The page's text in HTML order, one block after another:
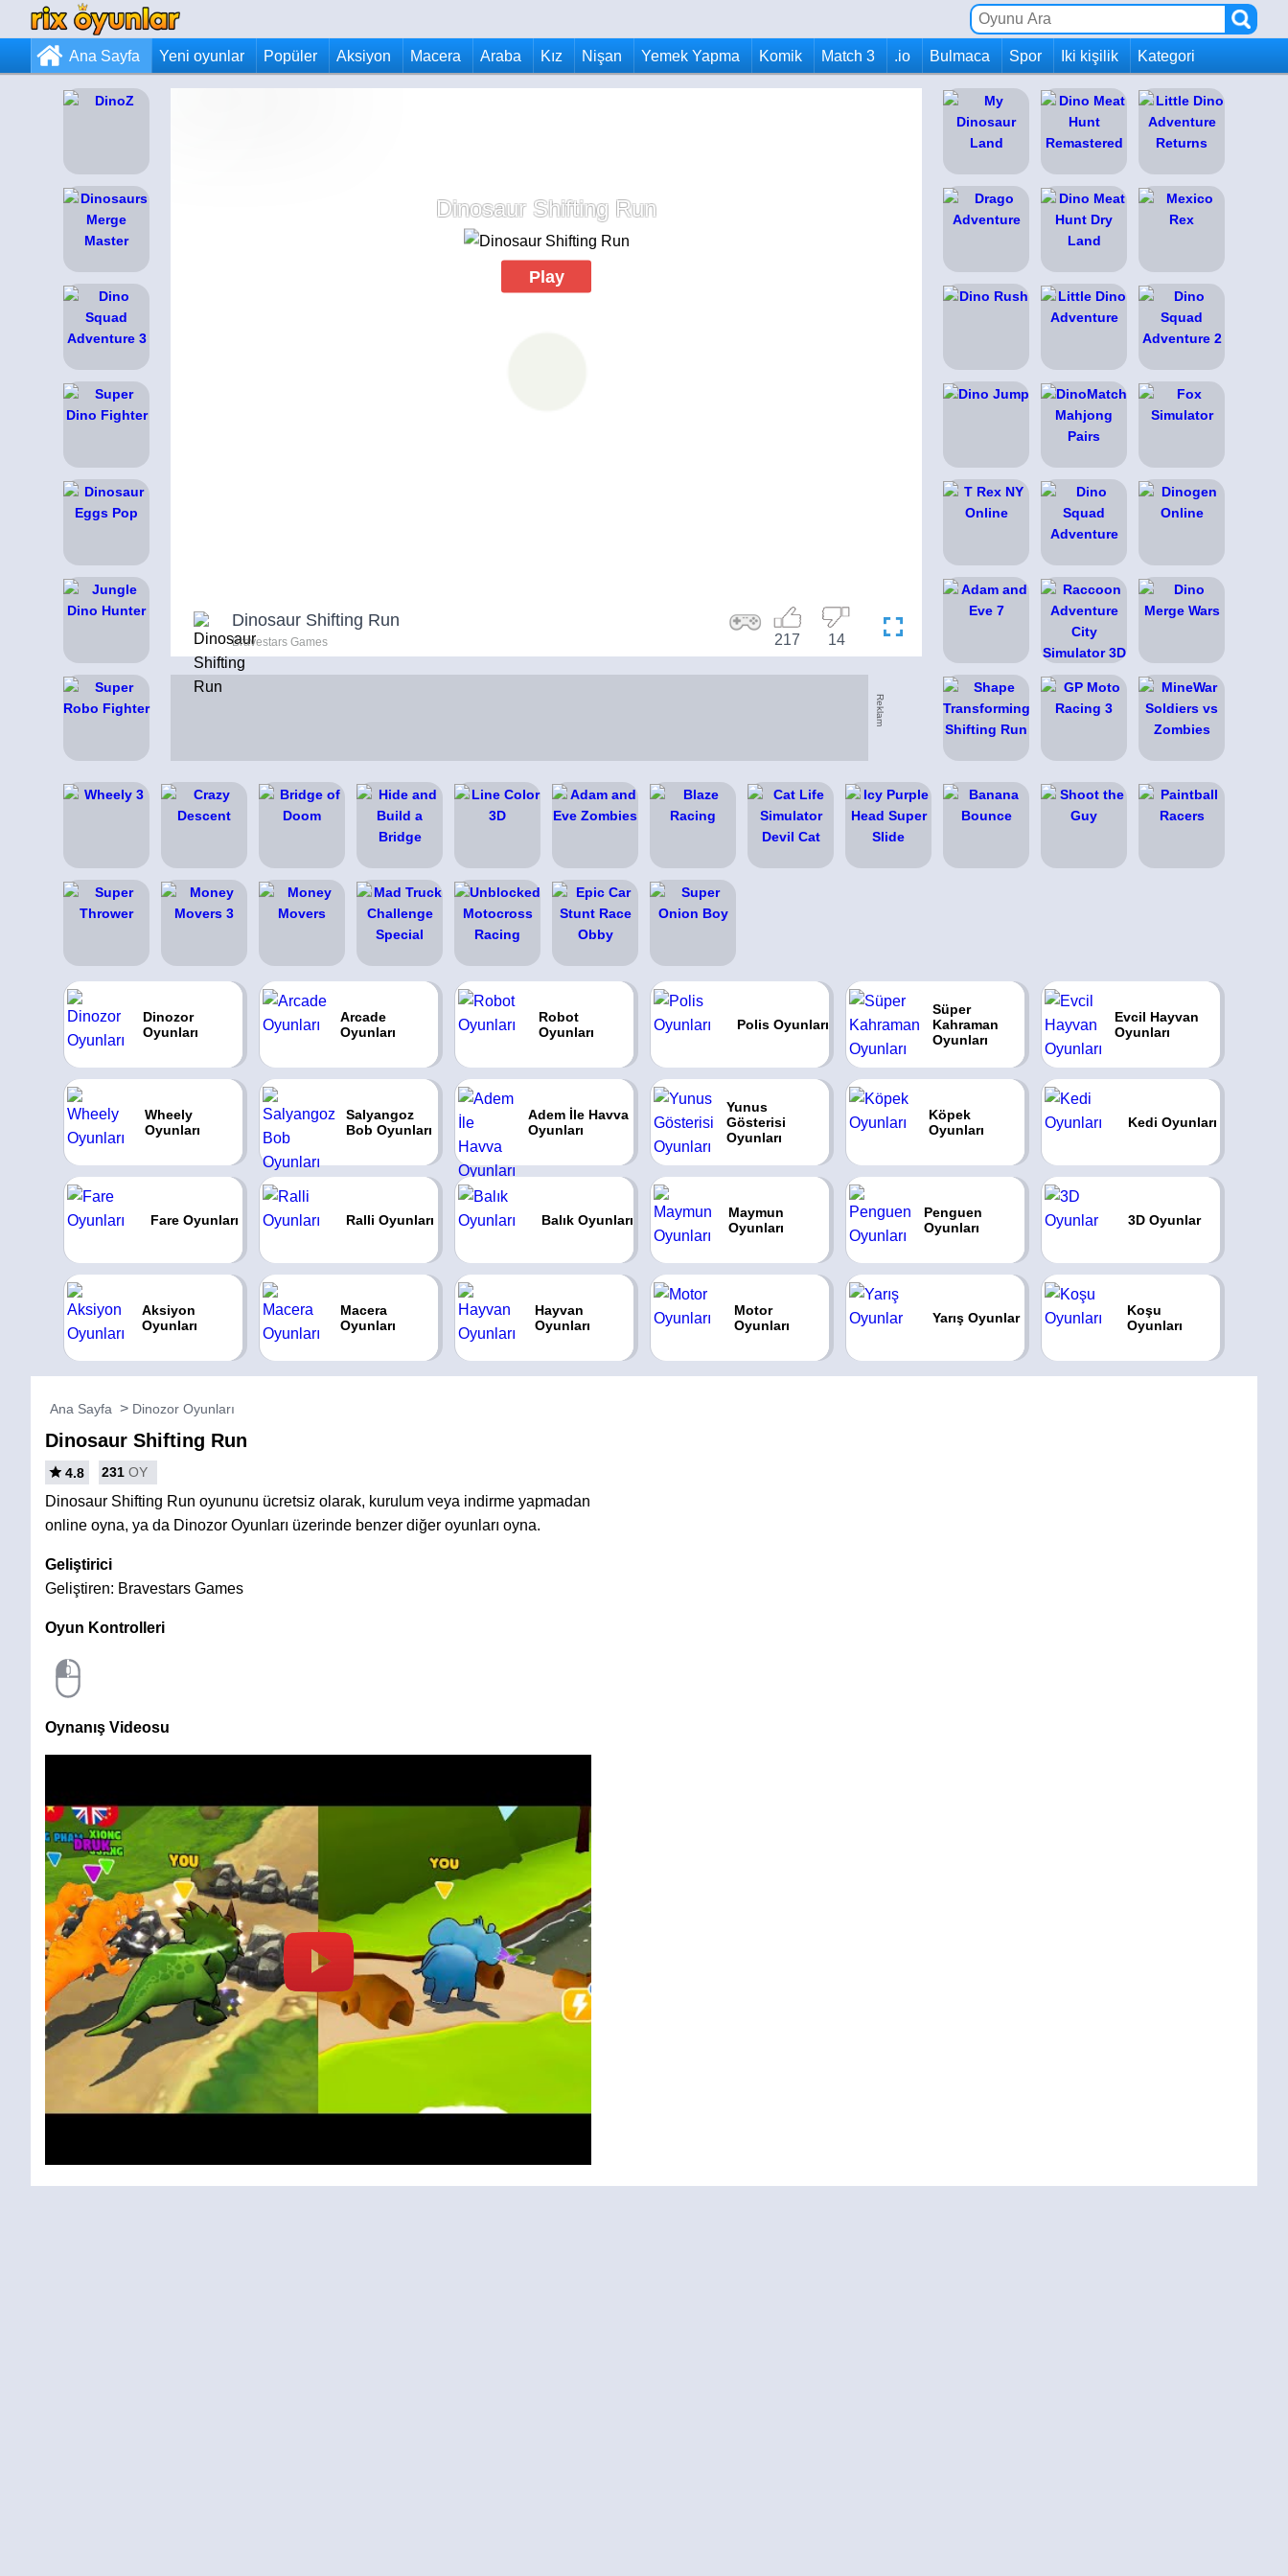
Ana Sayfa Yeni oyunlar Popüler Aksiyon Macera Araba Kız Nişan Yemek Yapma Komik Match 3 .io Bulmaca Spor Iki kişilik Kategori
Dinosaur Shifting Run
Play
Dinosaur Shifting Run
Bravestars Games 14
217
Reklam
Dinozor
Oyunları
Arcade
Oyunları
Robot
Oyunları
Polis Oyunları
Süper
Kahraman
Oyunları
Evcil Hayvan
Oyunları
Wheely
Oyunları
Salyangoz
Bob Oyunları
Adem İle Havva
Oyunları
Yunus
Gösterisi
Oyunları
Köpek
Oyunları
Kedi Oyunları
Fare Oyunları Ralli Oyunları Balık Oyunları
Maymun
Oyunları
Penguen
Oyunları
3D Oyunlar
Aksiyon
Oyunları
Macera
Oyunları
Hayvan
Oyunları
Motor
Oyunları
Yarış Oyunlar
Koşu
Oyunları
Ana Sayfa Dinozor Oyunları
Dinosaur Shifting Run
4.8 231 OY
Dinosaur Shifting Run oyununu ücretsiz olarak, kurulum veya indirme yapmadan
online oyna, ya da Dinozor Oyunları üzerinde benzer diğer oyunları oyna.
Geliştirici
Geliştiren: Bravestars Games
Oyun Kontrolleri
Oynanış Videosu